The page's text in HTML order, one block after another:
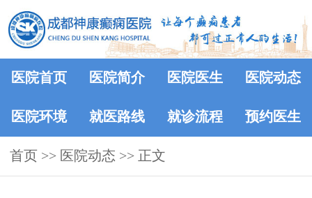
医院首页 医院简介 医院医生 医院动态
医院环境 就医路线 就诊流程 预约医生
首页 >> 医院动态 >> 正文